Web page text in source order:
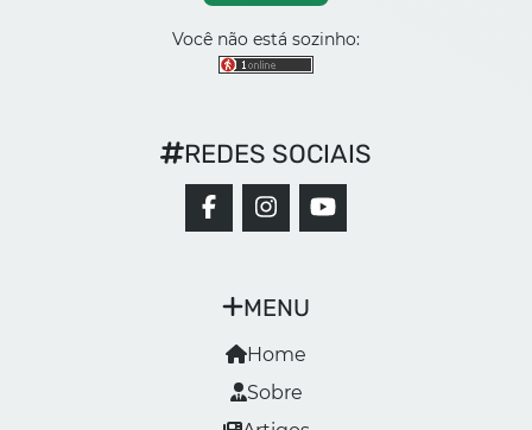
Você não está sozinho:
MENU
Home
Sobre
REDES SOCIAIS